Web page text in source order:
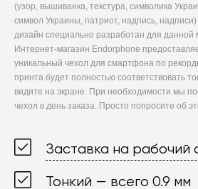
(узор, вышиванка, текстура, символика
символ Украины, патриот, надпись, надписи)
дизайн специально разработан для данной
Интернет-магазин Endorphone
уникальный чехол для смартфона по
принта будет полностью соответствовать
видите на экране. При необходимости мы
чехол в день заказа. Просто попросите об
Заставка на рабочий
Тонкий — всего 0.9 мм